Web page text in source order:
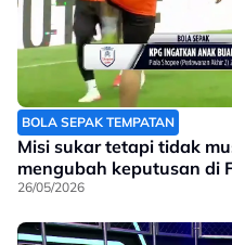
BOLA SEPAK TEMPATAN
Misi sukar tetapi tidak
mengubah keputusan di
26/05/2026